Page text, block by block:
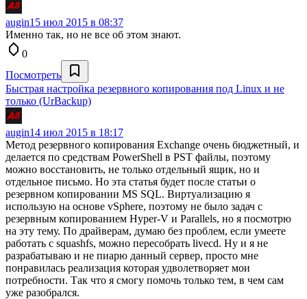
augin15 июл 2015 в 08:37
Именно так, но не все об этом знают.
0
Посмотреть
Быстрая настройка резервного копирования под Linux и не
только (UrBackup)
augin14 июл 2015 в 18:17
Метод резервного копирования Exchange очень бюджетный, и
делается по средствам PowerShell в PST файлы, поэтому
можно восстановить, не только отдельный ящик, но и
отдельное письмо. Но эта статья будет после статьи о
резервном копировании MS SQL. Виртуализацию я
использую на основе vSphere, поэтому не было задач с
резервным копированием Hyper-V и Parallels, но я посмотрю
на эту тему. По драйверам, думаю без проблем, если умеете
работать с squashfs, можно пересобрать livecd. Ну и я не
разрабатываю и не пиарю данный сервер, просто мне
понравилась реализация которая удволетворяет мои
потребности. Так что я смогу помочь только тем, в чем сам
уже разобрался.